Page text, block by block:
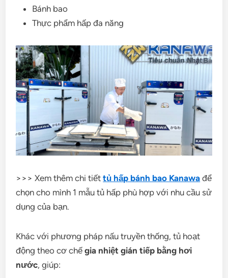
Bánh bao
Thực phẩm hấp đa năng
>>> Xem thêm chi tiếttủ hấp bánh bao Kanawa để
chọn cho mình 1 mẫu tủ hấp phù hợp với nhu cầu sử
dụng của bạn.
Khác với phương pháp nấu truyền thống, tủ hoạt
động theo cơ chếgia nhiệt gián tiếp bằng hơi
nước, giúp: